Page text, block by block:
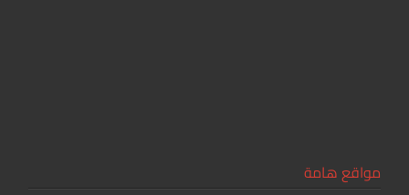
مواقع هامة